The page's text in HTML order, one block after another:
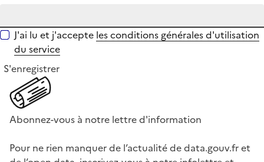
J'ai lu et j'accepte les conditions générales d'utilisation
du service
S'enregistrer
Abonnez-vous à notre lettre d'information
Pour ne rien manquer de l’actualité de data.gouv.fr et